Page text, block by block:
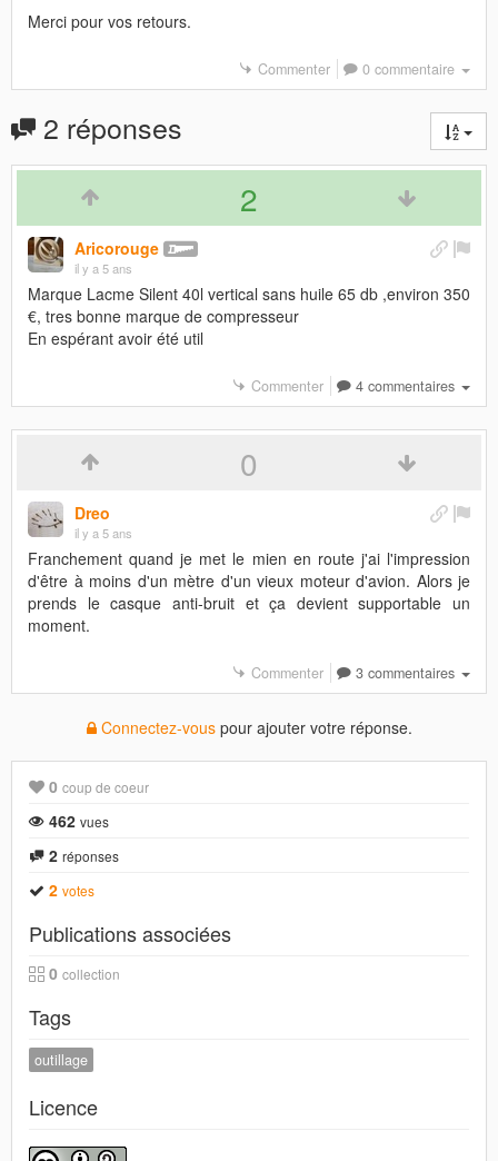
Merci pour vos retours.
Commenter 0 commentaire
2 réponses
2
Aricorouge
il y a 5 ans
Marque Lacme Silent 40l vertical sans huile 65 db ,environ 350
€, tres bonne marque de compresseur
En espérant avoir été util
Commenter 4 commentaires
0
Dreo
il y a 5 ans
Franchement quand je met le mien en route j'ai l'impression
d'être à moins d'un mètre d'un vieux moteur d'avion. Alors je
prends le casque anti-bruit et ça devient supportable un
moment.
Commenter 3 commentaires
Connectez-vouspour ajouter votre réponse.
0 coup de coeur
462 vues
2 réponses
2 votes
Publications associées
0 collection
Tags
outillage
Licence